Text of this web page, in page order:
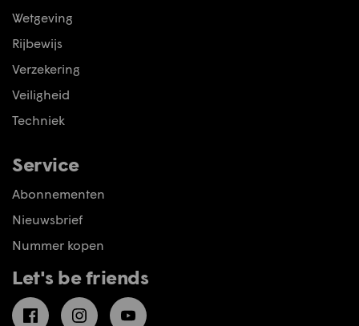
Wetgeving
Rijbewijs
Verzekering
Veiligheid
Techniek
Service
Abonnementen
Nieuwsbrief
Nummer kopen
Let's be friends